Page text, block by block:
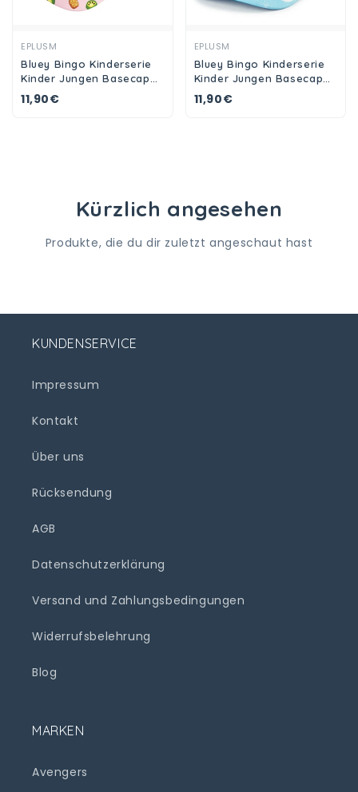
EPLUSM
Bluey Bingo Kinderserie
Kinder Jungen Basecap
Baseball Kappe Mütze
11,90€
EPLUSM
Bluey Bingo Kinderserie
Kinder Jungen Basecap
Baseball Kappe Mütze
11,90€
Kürzlich angesehen
Produkte, die du dir zuletzt angeschaut hast
KUNDENSERVICE
Impressum
Kontakt
Über uns
Rücksendung
AGB
Datenschutzerklärung
Versand und Zahlungsbedingungen
Widerrufsbelehrung
Blog
MARKEN
Avengers